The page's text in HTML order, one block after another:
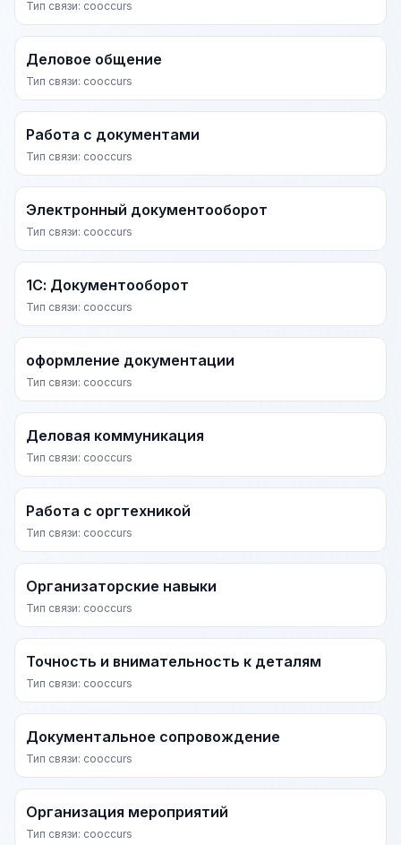
Тип связи: cooccurs
Деловое общение
Тип связи: cooccurs
Работа с документами
Тип связи: cooccurs
Электронный документооборот
Тип связи: cooccurs
1С: Документооборот
Тип связи: cooccurs
оформление документации
Тип связи: cooccurs
Деловая коммуникация
Тип связи: cooccurs
Работа с оргтехникой
Тип связи: cooccurs
Организаторские навыки
Тип связи: cooccurs
Точность и внимательность к деталям
Тип связи: cooccurs
Документальное сопровождение
Тип связи: cooccurs
Организация мероприятий
Тип связи: cooccurs